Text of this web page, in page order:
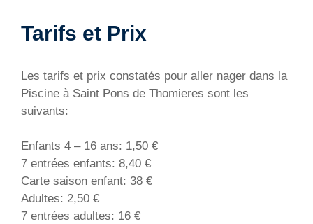
Tarifs et Prix
Les tarifs et prix constatés pour aller nager dans la
Piscine à Saint Pons de Thomieres sont les
suivants:
Enfants 4 – 16 ans: 1,50 €
7 entrées enfants: 8,40 €
Carte saison enfant: 38 €
Adultes: 2,50 €
7 entrées adultes: 16 €